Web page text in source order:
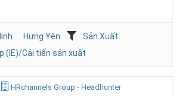
Hưng Yên
Sản Xuất
(IE)/Cải tiến sản xuất
HRchannels Group - Headhunter